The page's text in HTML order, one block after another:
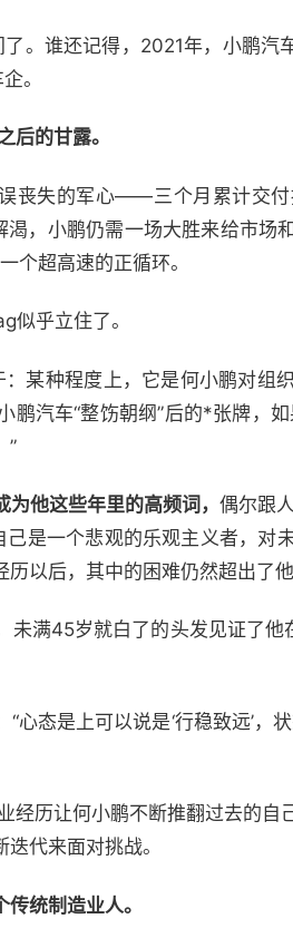
。谁还记得，2021年，小鹏汽
。
的甘露。
丧失的军心——三个月累计交
，小鹏仍需一场大胜来给市场
个超高速的正循环。
乎立住了。
某种程度上，它是何小鹏对组
汽车“整饬朝纲”后的*张牌，
”
为他这些年里的高频词， 偶尔跟
是一个悲观的乐观主义者，对
以后，其中的困难仍然超出了他
满45岁就白了的头发见证了他
心态是上可以说是‘行稳致远’，
经历让何小鹏不断推翻过去的自
代来面对挑战。
统制造业人。